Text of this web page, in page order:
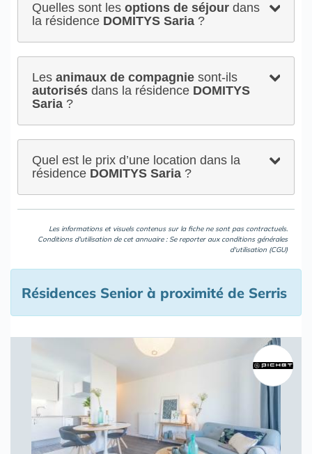
Quelles sont les options de séjour dans
la résidence DOMITYS Saria ?
Les animaux de compagnie sont-ils
autorisés dans la résidence DOMITYS
Saria ?
Quel est le prix d’une location dans la
résidence DOMITYS Saria ?
Les informations et visuels contenus sur la fiche ne sont pas contractuels.
Conditions d'utilisation de cet annuaire : Se reporter aux conditions générales
d'utilisation (CGU)
Résidences Senior à proximité de Serris